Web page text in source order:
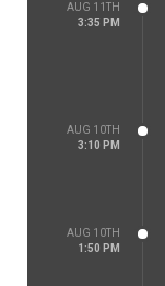
AUG 11TH
3:35 PM
AUG 10TH
3:10 PM
AUG 10TH
1:50 PM